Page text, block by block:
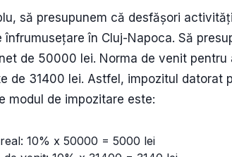
să presupunem că desfășori
în Cluj-Napoca. Să
de 50000 lei. Norma de venit pentru
de 31400 lei. Astfel, impozitul datorat
modul de impozitare este:
10% x 50000 = 5000 lei